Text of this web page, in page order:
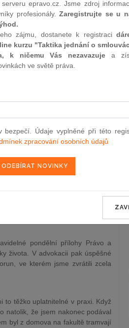
různorodé problémy a dotazy
spor.
aktuální online kurz na využití
přes daňové a trestní kauzy
do týdne. Někdy je sice těžké
naučí.
pondělní přílohy Právo a
života. V advokacii pak úspěšné
ve kterém jsme zvrátili zcela
to těžko uplatnitelné v praxi. Když
natolik, že jsem nakonec podával
byl z domova na fakultě tramvají
Kurzy lektora
epravo.cz. Jsme zdroj
profesionály.Zaregistrujte se u
zájmu, dostanete k registraci
kurzu "Taktika jednání o
k ničemu Vás nezavazuje a
ve světě práva.
Údaje vyplněné při této
zpracování osobních údajů